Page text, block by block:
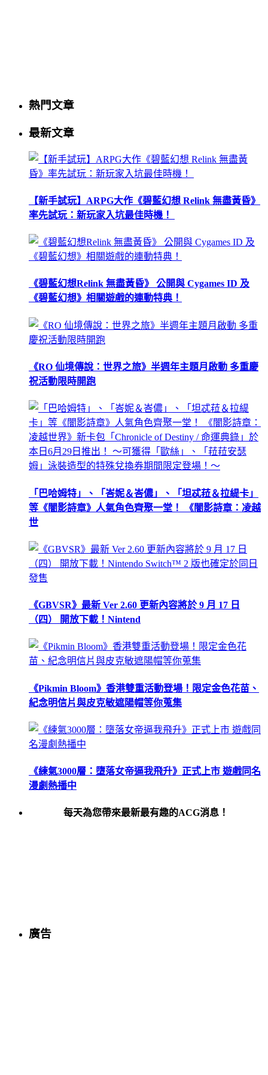
熱門文章
最新文章
【新手試玩】ARPG大作《碧藍幻想 Relink 無盡黃昏》
率先試玩：新玩家入坑最佳時機！
《碧藍幻想Relink 無盡黃昏》 公開與 Cygames ID 及
《碧藍幻想》相關遊戲的連動特典！
《RO 仙境傳說：世界之旅》半週年主題月啟動 多重慶
祝活動限時開跑
「巴哈姆特」、「峇妮＆峇儂」、「坦忒菈＆拉緹卡」
等《闇影詩章》人氣角色齊聚一堂！ 《闇影詩章：凌越
世
《GBVSR》最新 Ver 2.60 更新內容將於 9 月 17 日
（四） 開放下載！Nintend
《Pikmin Bloom》香港雙重活動登場！限定金色花苗、
紀念明信片與皮克敏遮陽帽等你蒐集
《練氣3000層：墮落女帝逼我飛升》正式上市 遊戲同名
漫劇熱播中
每天為您帶來最新最有趣的ACG消息！
廣告